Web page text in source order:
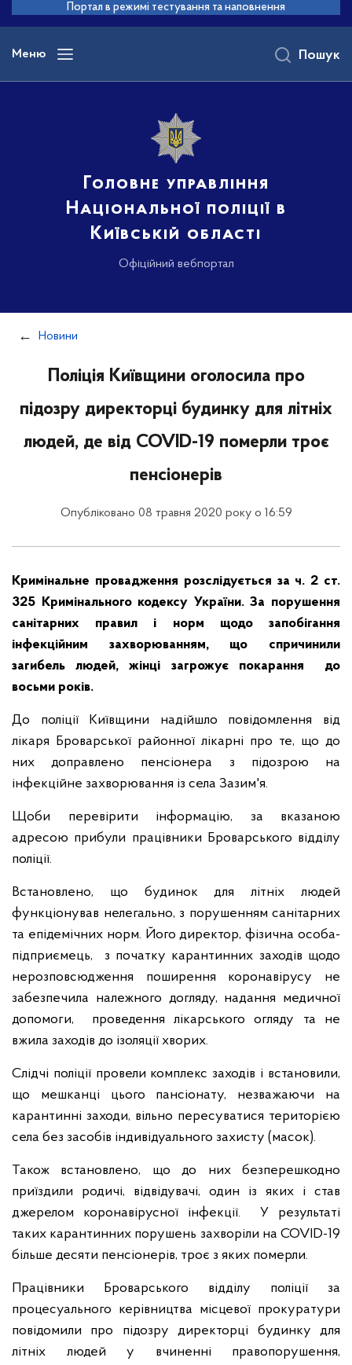
основного
вмісту
Портал в режимі тестування та наповнення
Меню
Головне управління
Національної поліції в
Київській області
Офіційний вебпортал
Пошук
Новини
Поліція Київщини оголосила про
підозру директорці будинку для літніх
людей, де від COVID-19 померли троє
пенсіонерів
Опубліковано 08 травня 2020 року о 16:59
Кримінальне провадження розслідується за ч. 2 ст.
325 Кримінального кодексу України. За порушення
санітарних правил і норм щодо запобігання
інфекційним захворюванням, що спричинили
загибель людей, жінці загрожує покарання до
восьми років.
До поліції Київщини надійшло повідомлення від
лікаря Броварської районної лікарні про те, що до
них доправлено пенсіонера з підозрою на
інфекційне захворювання із села Зазим'я.
Щоби перевірити інформацію, за вказаною
адресою прибули працівники Броварського відділу
поліції.
Встановлено, що будинок для літніх людей
функціонував нелегально, з порушенням санітарних
та епідемічних норм. Його директор, фізична особа-
підприємець, з початку карантинних заходів щодо
нерозповсюдження поширення коронавірусу не
забезпечила належного догляду, надання медичної
допомоги, проведення лікарського огляду та не
вжила заходів до ізоляції хворих.
Слідчі поліції провели комплекс заходів і встановили,
що мешканці цього пансіонату, незважаючи на
карантинні заходи, вільно пересуватися територією
села без засобів індивідуального захисту (масок).
Також встановлено, що до них безперешкодно
приїздили родичі, відвідувачі, один із яких і став
джерелом коронавірусної інфекції. У результаті
таких карантинних порушень захворіли на COVID-19
більше десяти пенсіонерів, троє з яких померли.
Працівники Броварського відділу поліції за
процесуального керівництва місцевої прокуратури
повідомили про підозру директорці будинку для
літніх людей у вчиненні правопорушення,